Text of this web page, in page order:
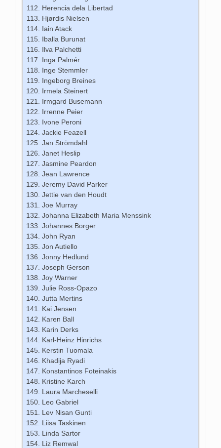
Herencia dela Libertad
Hjørdis Nielsen
Iain Atack
Iballa Burunat
Ilva Palchetti
Inga Palmér
Inge Stemmler
Ingeborg Breines
Irmela Steinert
Irmgard Busemann
Irrenne Peier
Ivone Peroni
Jackie Feazell
Jan Strömdahl
Janet Heslip
Jasmine Peardon
Jean Lawrence
Jeremy David Parker
Jettie van den Houdt
Joe Murray
Johanna Elizabeth Maria Menssink
Johannes Borger
John Ryan
Jon Autiello
Jonny Hedlund
Joseph Gerson
Joy Warner
Julie Ross-Opazo
Jutta Mertins
Kai Jensen
Karen Ball
Karin Derks
Karl-Heinz Hinrichs
Kerstin Tuomala
Khadija Ryadi
Konstantinos Foteinakis
Kristine Karch
Laura Marcheselli
Leo Gabriel
Lev Nisan Gunti
Liisa Taskinen
Linda Sartor
Liz Remwal